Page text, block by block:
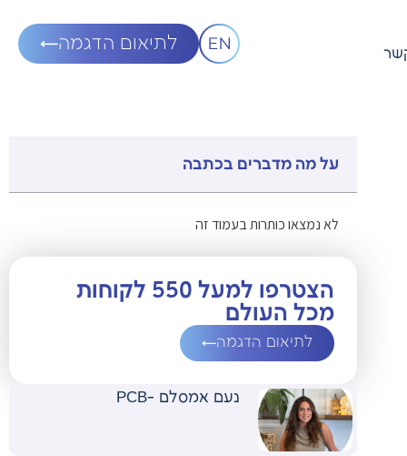
לתיאום הדגמה
על מה מדברים בכתבה
לא נמצאו כותרות בעמוד זה
הצטרפו למעל 550 לקוחות
מכל העולם
לתיאום הדגמה
נעם אמסלם -PCB